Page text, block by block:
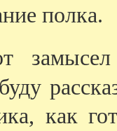
полка.
как